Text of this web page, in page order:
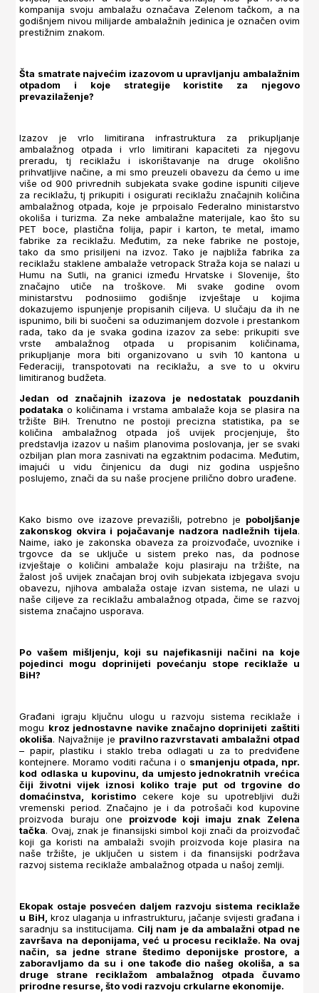
kompanija svoju ambalažu označava Zelenom tačkom, a na
godišnjem nivou milijarde ambalažnih jedinica je označen ovim
prestižnim znakom.
Šta smatrate najvećim izazovom u upravljanju ambalažnim
otpadom i koje strategije koristite za njegovo
prevazilaženje?
Izazov je vrlo limitirana infrastruktura za prikupljanje
ambalažnog otpada i vrlo limitirani kapaciteti za njegovu
preradu, tj reciklažu i iskorištavanje na druge okolišno
prihvatljive načine, a mi smo preuzeli obavezu da ćemo u ime
više od 900 privrednih subjekata svake godine ispuniti ciljeve
za reciklažu, tj prikupiti i osigurati reciklažu značajnih količina
ambalažnog otpada, koje je prpoisalo Federalno ministarstvo
okoliša i turizma. Za neke ambalažne materijale, kao što su
PET boce, plastična folija, papir i karton, te metal, imamo
fabrike za reciklažu. Međutim, za neke fabrike ne postoje,
tako da smo prisiljeni na izvoz. Tako je najbliža fabrika za
reciklažu staklene ambalaže vetropack Straža koja se nalazi u
Humu na Sutli, na granici između Hrvatske i Slovenije, što
značajno utiče na troškove. Mi svake godine ovom
ministarstvu podnosiimo godišnje izvještaje u kojima
dokazujemo ispunjenje propisanih ciljeva. U slučaju da ih ne
ispunimo, bili bi suočeni sa oduzimanjem dozvole i prestankom
rada, tako da je svaka godina izazov za sebe: prikupiti sve
vrste ambalažnog otpada u propisanim količinama,
prikupljanje mora biti organizovano u svih 10 kantona u
Federaciji, transpotovati na reciklažu, a sve to u okviru
limitiranog budžeta.
Jedan od značajnih izazova je nedostatak pouzdanih
podataka o količinama i vrstama ambalaže koja se plasira na
tržište BiH. Trenutno ne postoji precizna statistika, pa se
količina ambalažnog otpada još uvijek procjenjuje, što
predstavlja izazov u našim planovima poslovanja, jer se svaki
ozbiljan plan mora zasnivati na egzaktnim podacima. Međutim,
imajući u vidu činjenicu da dugi niz godina uspješno
poslujemo, znači da su naše procjene prilično dobro urađene.
Kako bismo ove izazove prevazišli, potrebno je poboljšanje
zakonskog okvira i pojačavanje nadzora nadležnih tijela.
Naime, iako je zakonska obaveza za proizvođače, uvoznike i
trgovce da se uključe u sistem preko nas, da podnose
izvještaje o količini ambalaže koju plasiraju na tržište, na
žalost još uvijek značajan broj ovih subjekata izbjegava svoju
obavezu, njihova ambalaža ostaje izvan sistema, ne ulazi u
naše ciljeve za reciklažu ambalažnog otpada, čime se razvoj
sistema značajno usporava.
Po vašem mišljenju, koji su najefikasniji načini na koje
pojedinci mogu doprinijeti povećanju stope reciklaže u
BiH?
Građani igraju ključnu ulogu u razvoju sistema reciklaže i
mogu kroz jednostavne navike značajno doprinijeti zaštiti
okoliša. Najvažnije je pravilno razvrstavati ambalažni otpad
– papir, plastiku i staklo treba odlagati u za to predviđene
kontejnere. Moramo voditi računa i o smanjenju otpada, npr.
kod odlaska u kupovinu, da umjesto jednokratnih vrećica
čiji životni vijek iznosi koliko traje put od trgovine do
domaćinstva, koristimocekere koje su upotrebljivi duži
vremenski period. Značajno je i da potrošači kod kupovine
proizvoda buraju one proizvode koji imaju znak Zelena
tačka. Ovaj, znak je finansijski simbol koji znači da proizvođač
koji ga koristi na ambalaži svojih proizvoda koje plasira na
naše tržište, je uključen u sistem i da finansijski podržava
razvoj sistema reciklaže ambalažnog otpada u našoj zemlji.
Ekopak ostaje posvećen daljem razvoju sistema reciklaže
u BiH, kroz ulaganja u infrastrukturu, jačanje svijesti građana i
saradnju sa institucijama. Cilj nam je da ambalažni otpad ne
završava na deponijama, već u procesu reciklaže. Na ovaj
način, sa jedne strane štedimo deponijske prostore, a
zaboravljamo da su i one takođe dio našeg okoliša, a sa
druge strane reciklažom ambalažnog otpada čuvamo
prirodne resurse, što vodi razvoju crkularne ekonomije.